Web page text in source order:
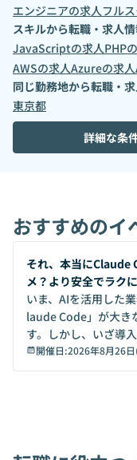
エンジニアの求人 フル
スキルから転職・求人
JavaScriptの求人PHP
AWSの求人Azureの求人
同じ勤務地から転職・
東京都
詳細な条
おすすめのイ
開催前
それ、本当にClaude
メ？より安全でラク
デモ
いま、AIを活用した
laude Code」が大き
す。しかし、いざ導
キュリティ面の懸念
から、気軽に使えな
けでなく、想像以上
開催日:2026年8月26